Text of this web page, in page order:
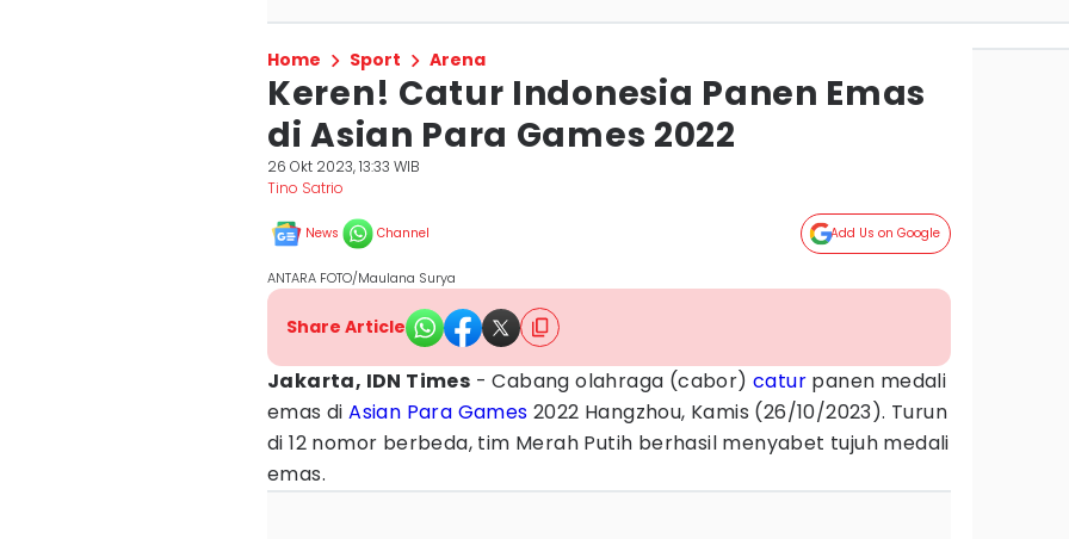
Home Sport Arena
Keren! Catur Indonesia Panen Emas
di Asian Para Games 2022
26 Okt 2023, 13:33 WIB
Tino Satrio
News Channel Add Us on Google
ANTARA FOTO/Maulana Surya
Share Article
Jakarta, IDN Times - Cabang olahraga (cabor)catur panen medali
emas diAsian Para Games 2022 Hangzhou, Kamis (26/10/2023). Turun
di 12 nomor berbeda, tim Merah Putih berhasil menyabet tujuh medali
emas.